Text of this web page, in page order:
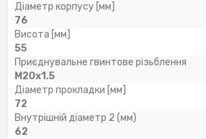
Діаметр корпусу [мм]
76
Висота [мм]
55
Приєднувальне гвинтове різьблення
M20x1.5
Діаметр прокладки [мм]
72
Внутрішній діаметр 2 (мм)
62